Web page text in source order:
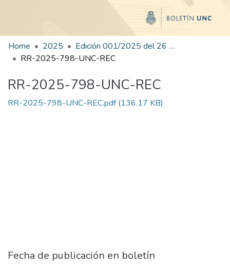
Home 2025
Edición 001/2025 del 26 de mayo de 2025
RR-2025-798-UNC-REC
RR-2025-798-UNC-REC
RR-2025-798-UNC-REC.pdf(136.17 KB)
Fecha de publicación en boletín